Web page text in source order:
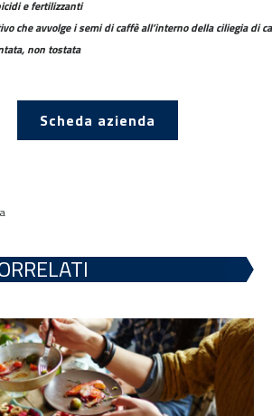
e fertilizzanti
che avvolge i semi di caffè all’interno della ciliegia di
non tostata
Scheda azienda